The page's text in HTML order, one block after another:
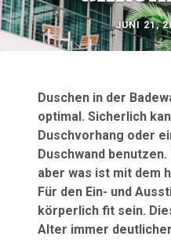
JUNI 21,
Duschen in der
optimal. Sicherlich
Duschvorhang oder
Duschwand
aber was ist mit dem
Für den Ein- und
körperlich fit sein.
Alter immer